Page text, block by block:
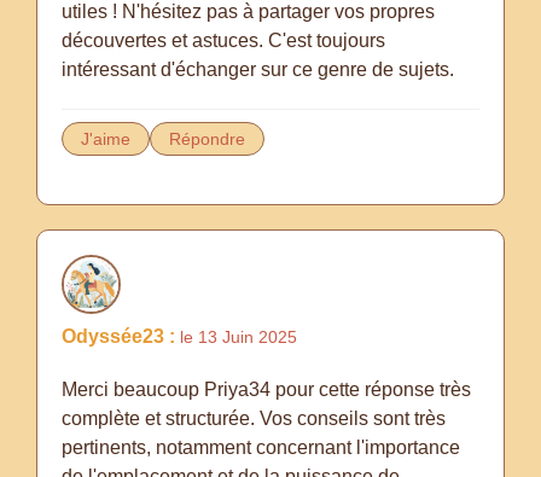
utiles ! N'hésitez pas à partager vos propres
découvertes et astuces. C'est toujours
intéressant d'échanger sur ce genre de sujets.
J'aime Répondre
Odyssée23 : le 13 Juin 2025
Merci beaucoup Priya34 pour cette réponse très
complète et structurée. Vos conseils sont très
pertinents, notamment concernant l'importance